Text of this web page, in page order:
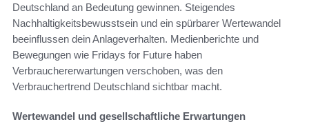
Deutschland an Bedeutung gewinnen. Steigendes
Nachhaltigkeitsbewusstsein und ein spürbarer Wertewandel
beeinflussen dein Anlageverhalten. Medienberichte und
Bewegungen wie Fridays for Future haben
Verbrauchererwartungen verschoben, was den
Verbrauchertrend Deutschland sichtbar macht.
Wertewandel und gesellschaftliche Erwartungen